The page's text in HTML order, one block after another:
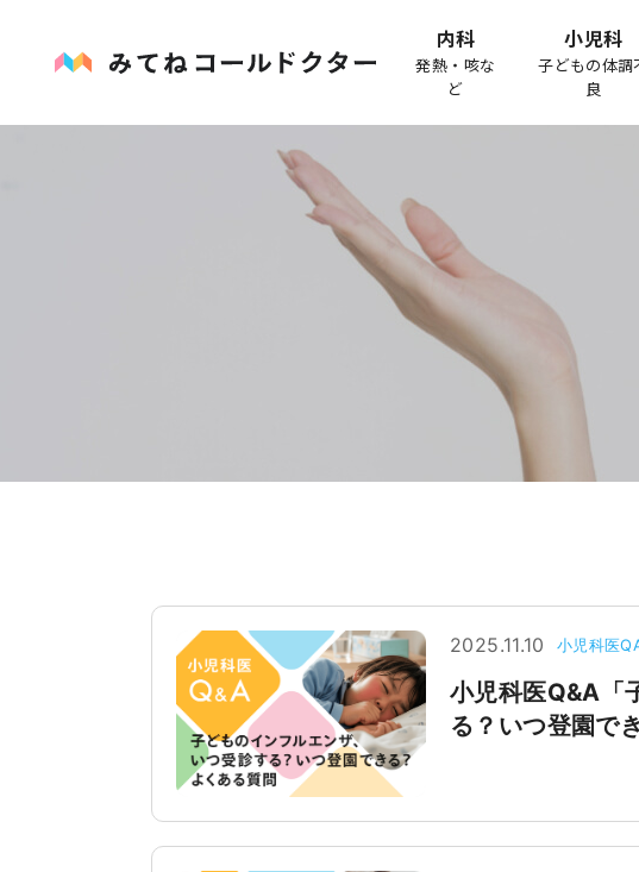
内科
発熱・咳な
ど
小児科
子どもの体調
良
2025.11.10 小児科医
小児科医Q&A「
る？いつ登園で